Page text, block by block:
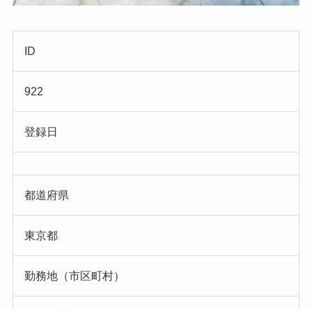
ID
922
登録日
都道府県
東京都
勤務地（市区町村）